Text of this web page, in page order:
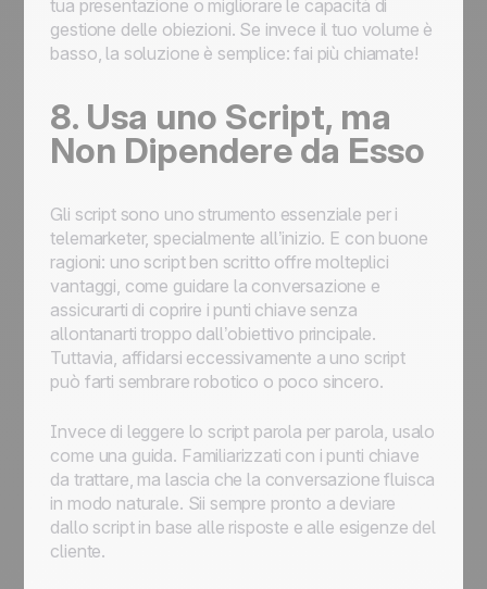
tua presentazione o migliorare le capacità di
gestione delle obiezioni. Se invece il tuo volume è
basso, la soluzione è semplice: fai più chiamate!
8. Usa uno Script, ma
Non Dipendere da Esso
Gli script sono uno strumento essenziale per i
telemarketer, specialmente all’inizio. E con buone
ragioni: uno script ben scritto offre molteplici
vantaggi, come guidare la conversazione e
assicurarti di coprire i punti chiave senza
allontanarti troppo dall’obiettivo principale.
Tuttavia, affidarsi eccessivamente a uno script
può farti sembrare robotico o poco sincero.
Invece di leggere lo script parola per parola, usalo
come una guida. Familiarizzati con i punti chiave
da trattare, ma lascia che la conversazione fluisca
in modo naturale. Sii sempre pronto a deviare
dallo script in base alle risposte e alle esigenze del
cliente.